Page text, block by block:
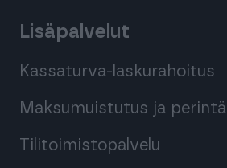
Lisäpalvelut
Kassaturva-laskurahoitus
Maksumuistutus ja perintä
Tilitoimistopalvelu